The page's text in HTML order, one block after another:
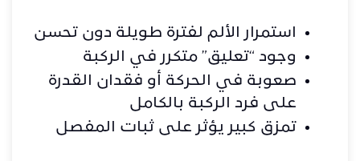
استمرار الألم لفترة طويلة دون تحسن
وجود “تعليق” متكرر في الركبة
صعوبة في الحركة أو فقدان القدرة
على فرد الركبة بالكامل
تمزق كبير يؤثر على ثبات المفصل